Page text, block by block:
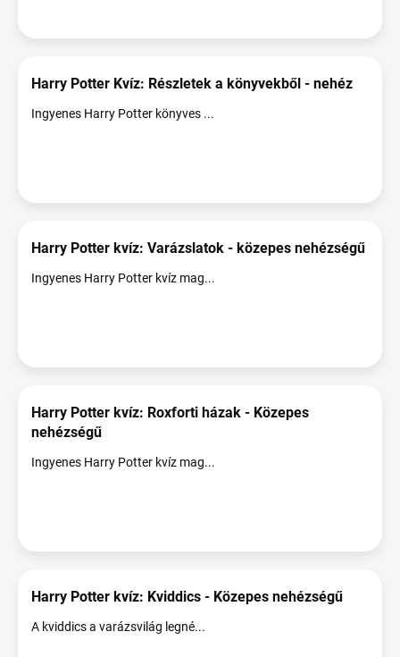
Harry Potter Kvíz: Részletek a könyvekből - nehéz
Ingyenes Harry Potter könyves ...
Harry Potter kvíz: Varázslatok - közepes nehézségű
Ingyenes Harry Potter kvíz mag...
Harry Potter kvíz: Roxforti házak - Közepes
nehézségű
Ingyenes Harry Potter kvíz mag...
Harry Potter kvíz: Kviddics - Közepes nehézségű
A kviddics a varázsvilág legné...